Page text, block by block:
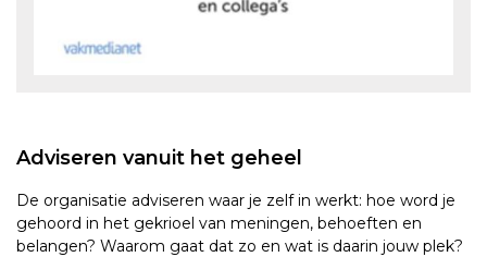
Adviseren vanuit het geheel
De organisatie adviseren waar je zelf in werkt: hoe word je
gehoord in het gekrioel van meningen, behoeften en
belangen? Waarom gaat dat zo en wat is daarin jouw plek?